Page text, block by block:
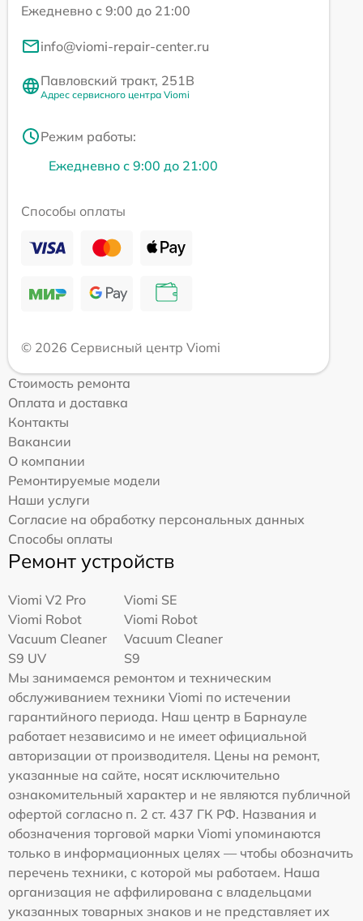
Ежедневно с 9:00 до 21:00
info@viomi-repair-center.ru
Павловский тракт, 251В
Адрес сервисного центра Viomi
Режим работы:
Ежедневно с 9:00 до 21:00
Способы оплаты
© 2026 Сервисный центр Viomi
Стоимость ремонта
Оплата и доставка
Контакты
Вакансии
О компании
Ремонтируемые модели
Наши услуги
Согласие на обработку персональных данных
Способы оплаты
Ремонт устройств
Viomi V2 Pro
Viomi SE
Viomi Robot
Vacuum Cleaner
S9 UV
Viomi Robot
Vacuum Cleaner
S9
Мы занимаемся ремонтом и техническим
обслуживанием техники Viomi по истечении
гарантийного периода. Наш центр в Барнауле
работает независимо и не имеет официальной
авторизации от производителя. Цены на ремонт,
указанные на сайте, носят исключительно
ознакомительный характер и не являются публичной
офертой согласно п. 2 ст. 437 ГК РФ. Названия и
обозначения торговой марки Viomi упоминаются
только в информационных целях — чтобы обозначить
перечень техники, с которой мы работаем. Наша
организация не аффилирована с владельцами
указанных товарных знаков и не представляет их